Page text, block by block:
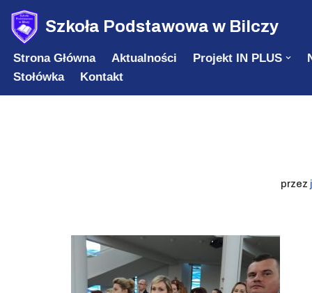
Przejdź
do
treści
Szkoła Podstawowa w Bilczy
Strona Główna Aktualności Projekt IN PLUS
Stołówka
Kontakt
przez